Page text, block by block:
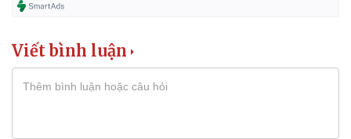
Pháp luật
Vụ án
Tin nóng
Vũ khí
Viết bình luận